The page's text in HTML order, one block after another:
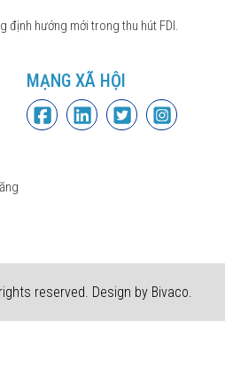
định hướng mới trong thu hút FDI.
MẠNG XÃ HỘI
reserved. Design by Bivaco.